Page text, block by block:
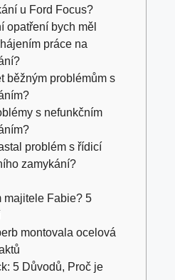
u Ford Focus?
opatření bych měl
práce na
běžným problémům s
s nefunkčním
problém s řídicí
zamykání?
majitele Fabie? 5
montovala ocelová
5 Důvodů, Proč je